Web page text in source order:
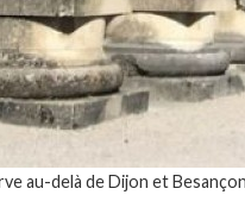
au-delà de Dijon et